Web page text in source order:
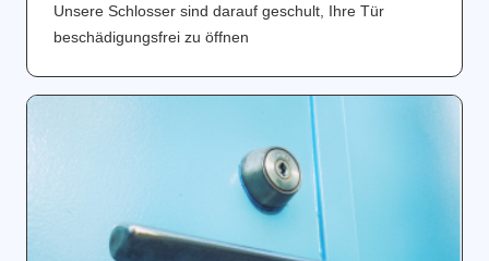
Unsere Schlosser sind darauf geschult, Ihre Tür
beschädigungsfrei zu öffnen